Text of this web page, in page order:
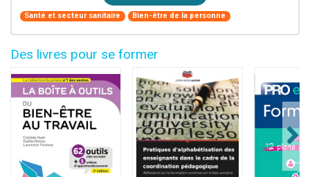
Santé et secteur sanitaire Bien-être de la personne
Des livres pour se former